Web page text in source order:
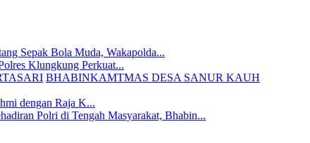
Sepak Bola Muda, Wakapolda...
Klungkung Perkuat...
BHABINKAMTMAS DESA SANUR KAUH
dengan Raja K...
Polri di Tengah Masyarakat, Bhabin...